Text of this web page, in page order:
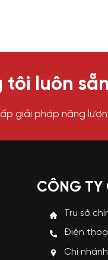
tôi luôn
giải pháp năng
CÔNG TY
Trụ sở
Điện thoại:
Chi